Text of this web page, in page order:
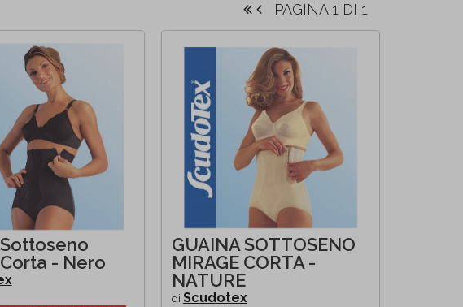
PAGINA 1 DI 1
- Nero
GUAINA SOTTOSENO
MIRAGE CORTA -
NATURE
di Scudotex